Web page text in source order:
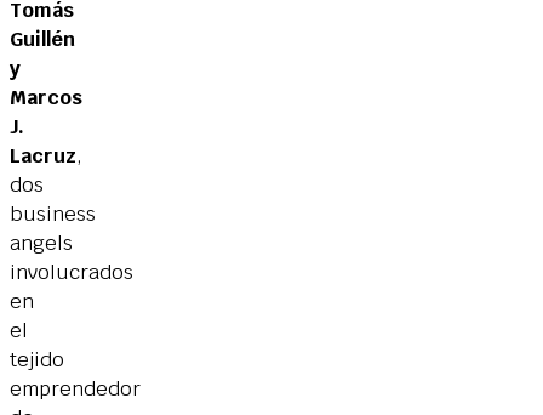
Tomás
Guillén
y
Marcos
J.
Lacruz,
dos
business
angels
involucrados
en
el
tejido
emprendedor